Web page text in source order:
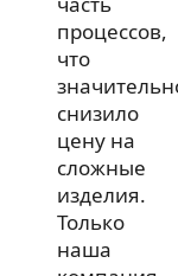
процессов,
что
снизило
цену на
сложные
изделия.
Только
наша